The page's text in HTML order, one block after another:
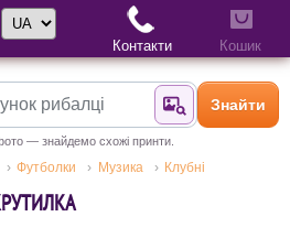
Знайти за
Знайти
— знайдемо схожі принти.
Футболки Музика Клубні
Вибір мови
Контакти Кошик